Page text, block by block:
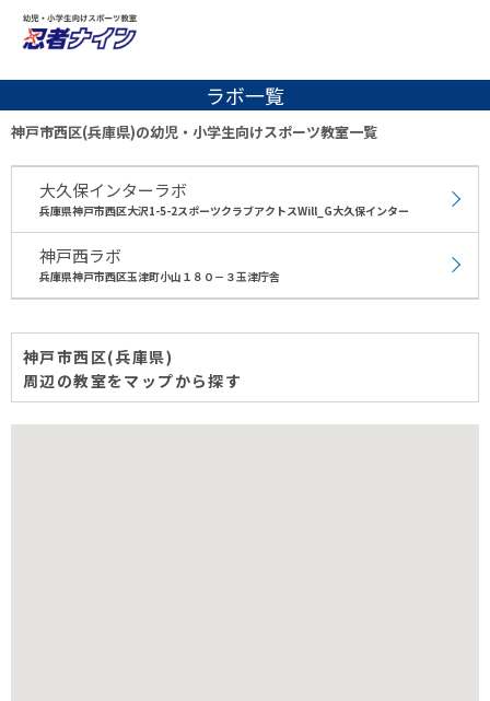
ラボ一覧
神戸市西区(兵庫県)の幼児・小学生向けスポーツ教室一覧
大久保インターラボ
兵庫県神戸市西区大沢1-5-2スポーツクラブアクトスWill_G大久保インター
神戸西ラボ
兵庫県神戸市西区玉津町小山１８０－３玉津庁舎
神戸市西区(兵庫県)
周辺の教室をマップから探す